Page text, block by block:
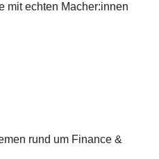
mit echten Macher:innen
rund um Finance &